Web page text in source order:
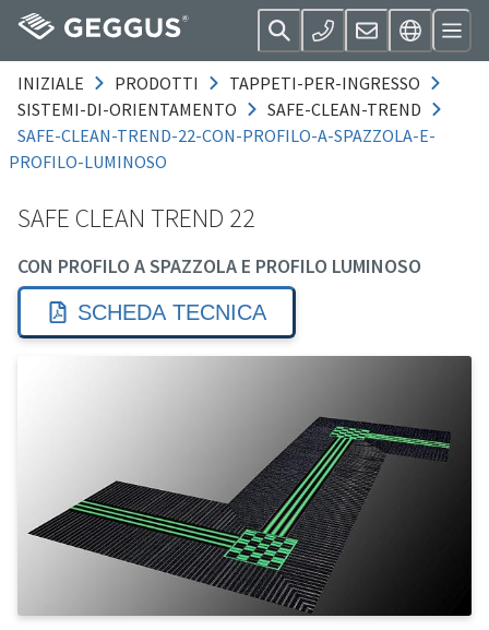
INIZIALE PRODOTTI
TAPPETI-PER-INGRESSO
SISTEMI-DI-ORIENTAMENTO
SAFE-CLEAN-TREND
SAFE-CLEAN-TREND-22-CON-PROFILO-A-SPAZZOLA-E-
PROFILO-LUMINOSO
SAFE CLEAN TREND 22
CON PROFILO A SPAZZOLA E PROFILO LUMINOSO
SCHEDA TECNICA